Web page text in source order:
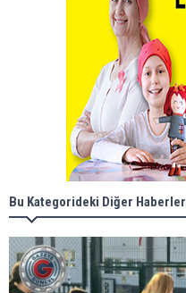
Bu Kategorideki Diğer Haberler